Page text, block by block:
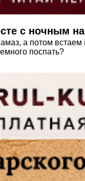
с ночным
а потом
поспать?